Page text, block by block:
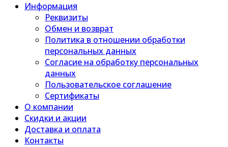
Информация
Реквизиты
Обмен и возврат
Политика в отношении обработки
персональных данных
Согласие на обработку персональных
данных
Пользовательское соглашение
Сертификаты
О компании
Скидки и акции
Доставка и оплата
Контакты